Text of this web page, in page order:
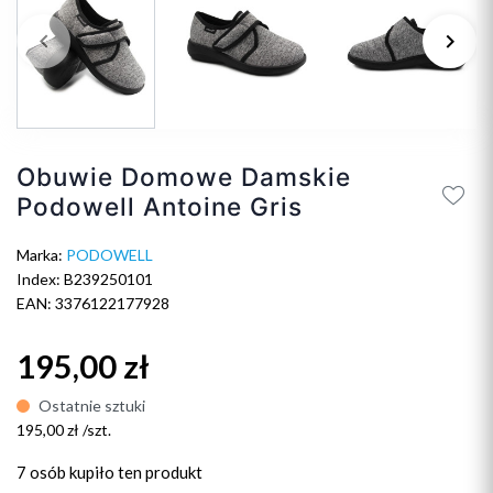
Poprzedni
keyboard_arrow_left keyboard_arrow_right
Obuwie Domowe Damskie
Podowell Antoine Gris
Marka: PODOWELL
Index: B239250101
EAN: 3376122177928
195,00 zł
Ostatnie sztuki
195,00 zł /szt.
7 osób kupiło ten produkt